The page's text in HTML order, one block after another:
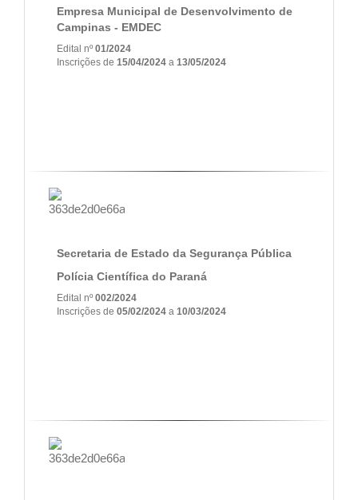
Empresa Municipal de Desenvolvimento de
Campinas - EMDEC
Edital nº01/2024
Inscrições de 15/04/2024 a 13/05/2024
Secretaria de Estado da Segurança Pública
Polícia Científica do Paraná
Edital nº002/2024
Inscrições de 05/02/2024 a 10/03/2024